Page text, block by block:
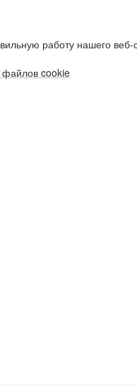
работу нашего веб-
файлов cookie